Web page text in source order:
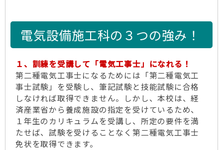
電気設備施工科の３つの強み！
１、訓練を受講して「電気工事士」になれる！
第二種電気工事士になるためには「第二種電気工
事士試験」を受験し、筆記試験と技能試験に合格
しなければ取得できません。しかし、本校は、経
済産業省から養成施設の指定を受けているため、
１年生のカリキュラムを受講し、所定の要件を満
たせば、試験を受けることなく第二種電気工事士
免状を取得できます。